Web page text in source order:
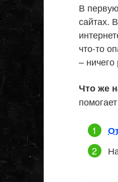
В
сайтах.
что-то
– ничего
Что же